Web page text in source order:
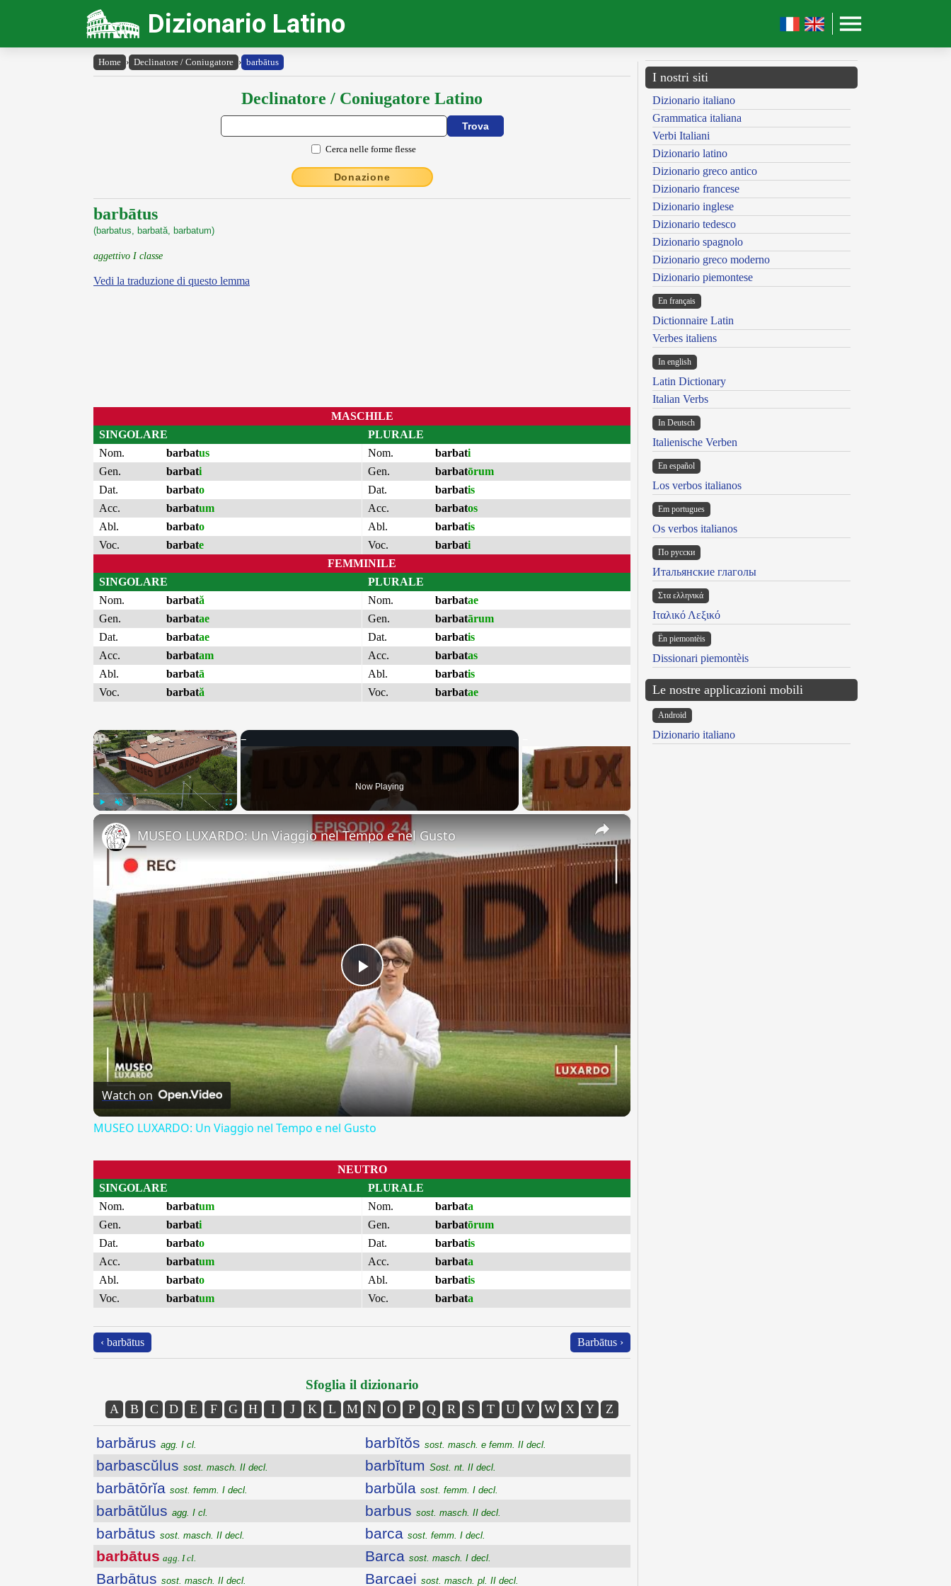
Dizionario Latino
Home › Declinatore / Coniugatore › barbātus
Declinatore / Coniugatore Latino
Cerca nelle forme flesse
Donazione
barbātus
(barbatus, barbată, barbatum)
aggettivo I classe
Vedi la traduzione di questo lemma
MASCHILE
SINGOLARE
Nom.
barbatus
Gen.
barbati
Dat.
barbato
Acc.
barbatum
Abl.
barbato
Voc.
barbate
PLURALE
Nom.
barbati
Gen.
barbatōrum
Dat.
barbatis
Acc.
barbatos
Abl.
barbatis
Voc.
barbati
FEMMINILE
SINGOLARE
Nom.
barbată
Gen.
barbatae
Dat.
barbatae
Acc.
barbatam
Abl.
barbatā
Voc.
barbată
PLURALE
Nom.
barbatae
Gen.
barbatārum
Dat.
barbatis
Acc.
barbatas
Abl.
barbatis
Voc.
barbatae
×
Now Playing
×
Play
Video
MUSEO LUXARDO: Un Viaggio nel Tempo e nel Gusto
Watch on
MUSEO LUXARDO: Un Viaggio nel Tempo e nel Gusto
NEUTRO
SINGOLARE
Nom.
barbatum
Gen.
barbati
Dat.
barbato
Acc.
barbatum
Abl.
barbato
Voc.
barbatum
PLURALE
Nom.
barbata
Gen.
barbatōrum
Dat.
barbatis
Acc.
barbata
Abl.
barbatis
Voc.
barbata
‹ barbātus Barbātus ›
Sfoglia il dizionario
A B C D E F G H I J K L M N O P Q R S T U V W X Y Z
barbărus agg. I cl.
barbascŭlus sost. masch. II decl.
barbātōrĭa sost. femm. I decl.
barbātŭlus agg. I cl.
barbātus sost. masch. II decl.
barbātus agg. I cl.
Barbātus sost. masch. II decl.
barbĭtŏs sost. masch. e femm. II decl.
barbĭtum Sost. nt. II decl.
barbŭla sost. femm. I decl.
barbus sost. masch. II decl.
barca sost. femm. I decl.
Barca sost. masch. I decl.
Barcaei sost. masch. pl. II decl.
I nostri siti
Dizionario italiano
Grammatica italiana
Verbi Italiani
Dizionario latino
Dizionario greco antico
Dizionario francese
Dizionario inglese
Dizionario tedesco
Dizionario spagnolo
Dizionario greco moderno
Dizionario piemontese
En français
Dictionnaire Latin
Verbes italiens
In english
Latin Dictionary
Italian Verbs
In Deutsch
Italienische Verben
En español
Los verbos italianos
Em portugues
Os verbos italianos
По русски
Итальянские глаголы
Στα ελληνικά
Ιταλικό Λεξικό
Ën piemontèis
Dissionari piemontèis
Le nostre applicazioni mobili
Android
Dizionario italiano